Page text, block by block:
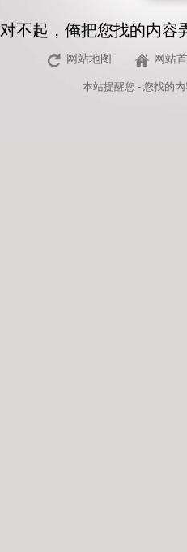
对不起，俺把您找的内容
网站地图 网站
本站提醒您 - 您找的